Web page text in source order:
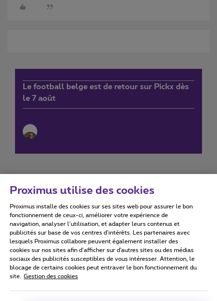
Le football belge est de retour sur Pickx dès
le 7 août
Conditions d'utilisation Accessibility statement
Tous droits réservés. © 2026 Proximus
Conditions générales, info consommateur
Proximus utilise des cookies
Proximus installe des cookies sur ses sites web pour assurer le bon
fonctionnement de ceux-ci, améliorer votre expérience de
navigation, analyser l’utilisation, et adapter leurs contenus et
publicités sur base de vos centres d’intérêts. Les partenaires avec
lesquels Proximus collabore peuvent également installer des
cookies sur nos sites afin d’afficher sur d'autres sites ou des médias
sociaux des publicités susceptibles de vous intéresser. Attention, le
blocage de certains cookies peut entraver le bon fonctionnement du
site.
Gestion des cookies